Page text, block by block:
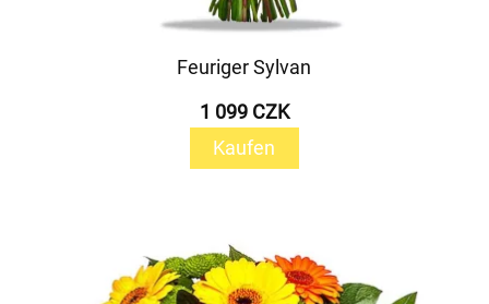
Feuriger Sylvan
1 099 CZK
Kaufen